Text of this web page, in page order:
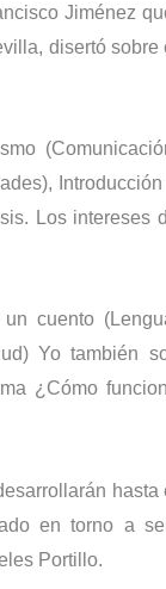
Jiménez
disertó sobre
Introducción
Los intereses
cuento
Yo también
¿Cómo
hasta
en torno a
Portillo.